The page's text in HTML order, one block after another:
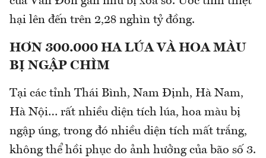
hại lên đến trên 2,28 nghìn tỷ đồng.
HƠN 300.000 HA LÚA VÀ HOA MÀU
BỊ NGẬP CHÌM
Tại các tỉnh Thái Bình, Nam Định, Hà Nam,
Hà Nội… rất nhiều diện tích lúa, hoa màu bị
ngập úng, trong đó nhiều diện tích mất trắng,
không thể hồi phục do ảnh hưởng của bão số 3.